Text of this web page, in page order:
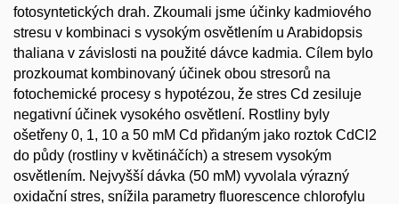
fotosyntetických drah. Zkoumali jsme účinky kadmiového
stresu v kombinaci s vysokým osvětlením u Arabidopsis
thaliana v závislosti na použité dávce kadmia. Cílem bylo
prozkoumat kombinovaný účinek obou stresorů na
fotochemické procesy s hypotézou, že stres Cd zesiluje
negativní účinek vysokého osvětlení. Rostliny byly
ošetřeny 0, 1, 10 a 50 mM Cd přidaným jako roztok CdCl2
do půdy (rostliny v květináčích) a stresem vysokým
osvětlením. Nejvyšší dávka (50 mM) vyvolala výrazný
oxidační stres, snížila parametry fluorescence chlorofylu